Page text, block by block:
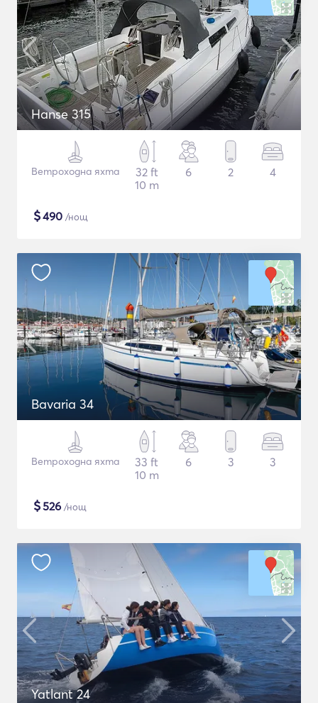
Hanse 315
Ветроходна яхта
32 ft
10 m
6 2 4
$490 /нощ
Bavaria 34
Ветроходна яхта
33 ft
10 m
6 3 3
$526 /нощ
Yatlant 24